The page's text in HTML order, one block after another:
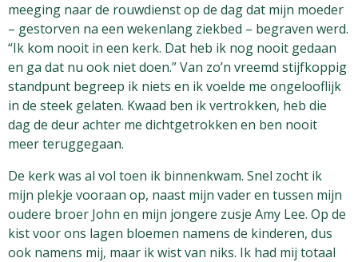
meeging naar de rouwdienst op de dag dat mijn moeder
– gestorven na een wekenlang ziekbed – begraven werd.
“Ik kom nooit in een kerk. Dat heb ik nog nooit gedaan
en ga dat nu ook niet doen.” Van zo’n vreemd stijfkoppig
standpunt begreep ik niets en ik voelde me ongelooflijk
in de steek gelaten. Kwaad ben ik vertrokken, heb die
dag de deur achter me dichtgetrokken en ben nooit
meer teruggegaan.
De kerk was al vol toen ik binnenkwam. Snel zocht ik
mijn plekje vooraan op, naast mijn vader en tussen mijn
oudere broer John en mijn jongere zusje Amy Lee. Op de
kist voor ons lagen bloemen namens de kinderen, dus
ook namens mij, maar ik wist van niks. Ik had mij totaal